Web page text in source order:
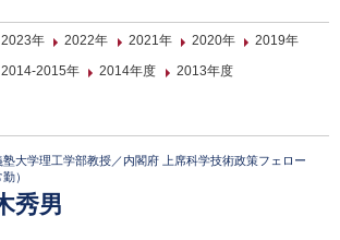
2023年 2022年 2021年 2020年
2019年
2014-2015年 2014年度 2013年度
塾大学理工学部教授／内閣府 上席科学技術政策フェロー
）
秀男